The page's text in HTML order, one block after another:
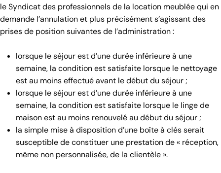
le Syndicat des professionnels de la location meublée qui en
demande l’annulation et plus précisément s’agissant des
prises de position suivantes de l’administration :
lorsque le séjour est d’une durée inférieure à une
semaine, la condition est satisfaite lorsque le nettoyage
est au moins effectué avant le début du séjour ;
lorsque le séjour est d’une durée inférieure à une
semaine, la condition est satisfaite lorsque le linge de
maison est au moins renouvelé au début du séjour ;
la simple mise à disposition d’une boîte à clés serait
susceptible de constituer une prestation de « réception,
même non personnalisée, de la clientèle ».